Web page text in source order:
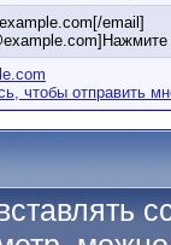
email]
чтобы отправить